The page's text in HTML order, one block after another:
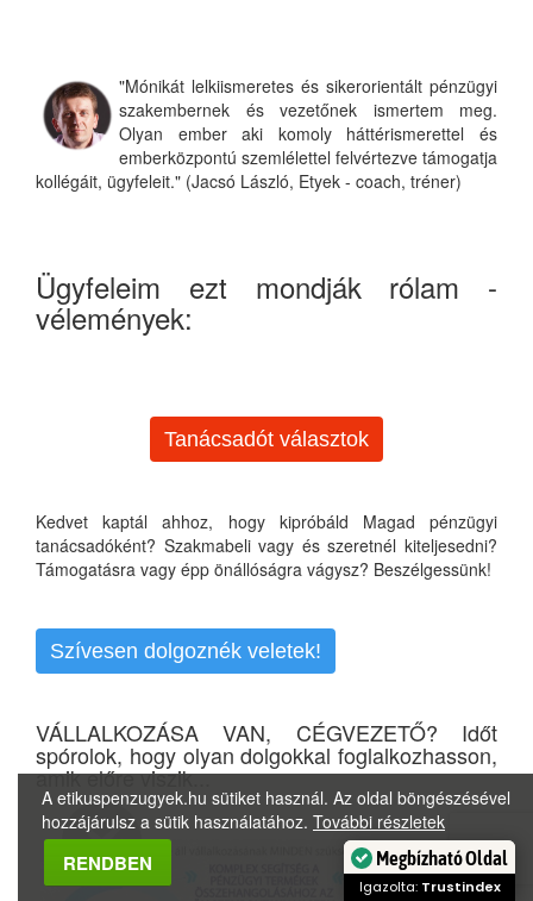
"Mónikát lelkiismeretes és sikerorientált pénzügyi
szakembernek és vezetőnek ismertem meg.
Olyan ember aki komoly háttérismerettel és
emberközpontú szemlélettel felvértezve támogatja
kollégáit, ügyfeleit." (Jacsó László, Etyek - coach, tréner)
Ügyfeleim ezt mondják rólam -
vélemények:
Tanácsadót választok
Kedvet kaptál ahhoz, hogy kipróbáld Magad pénzügyi
tanácsadóként? Szakmabeli vagy és szeretnél kiteljesedni?
Támogatásra vagy épp önállóságra vágysz? Beszélgessünk!
Szívesen dolgoznék veletek!
VÁLLALKOZÁSA VAN, CÉGVEZETŐ? Időt
spórolok, hogy olyan dolgokkal foglalkozhasson,
amik előre viszik...
A etikuspenzugyek.hu sütiket használ. Az oldal böngészésével
hozzájárulsz a sütik használatához. További részletek
RENDBEN Megbízható Oldal
Igazolta: Trustindex